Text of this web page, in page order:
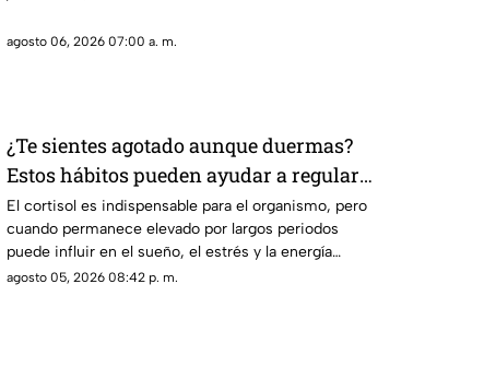
agosto 06, 2026 07:00 a. m.
¿Te sientes agotado aunque duermas?
Estos hábitos pueden ayudar a regular
el cortisol
El cortisol es indispensable para el organismo, pero
cuando permanece elevado por largos periodos
puede influir en el sueño, el estrés y la energía
diaria.
agosto 05, 2026 08:42 p. m.